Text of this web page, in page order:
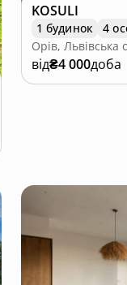
KOSULI
1 будинок
4
Орів, Львівська
від₴4 000доба